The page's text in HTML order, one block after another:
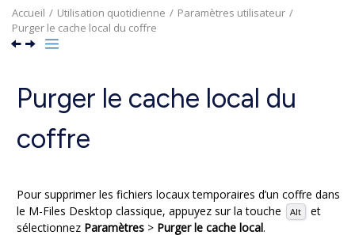
Accueil Utilisation quotidienne
Paramètres utilisateur
Purger le cache local du coffre
Purger le cache local du
coffre
Pour supprimer les fichiers locaux temporaires d’un coffre dans
le M-Files Desktop classique, appuyez sur la touche Alt
et
sélectionnez Paramètres > Purger le cache local.